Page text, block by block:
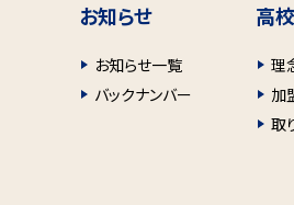
お知らせ
お知らせ一覧
バックナンバー
高
理
加
取